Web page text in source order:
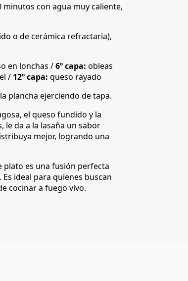
minutos con agua muy caliente,
o de cerámica refractaria),
en lonchas /6º capa: obleas
/ 12º capa: queso rayado
plancha ejerciendo de tapa.
el queso fundido y la
le da a la lasaña un sabor
mejor, logrando una
plato es una fusión perfecta
ideal para quienes buscan
cocinar a fuego vivo.